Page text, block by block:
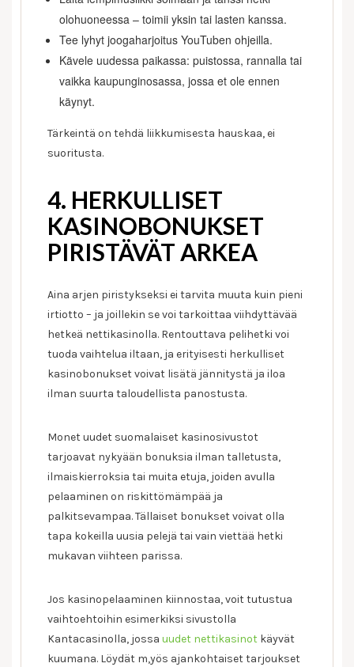
olohuoneessa – toimii yksin tai lasten kanssa.
Tee lyhyt joogaharjoitus YouTuben ohjeilla.
Kävele uudessa paikassa: puistossa, rannalla tai
vaikka kaupunginosassa, jossa et ole ennen
käynyt.
Tärkeintä on tehdä liikkumisesta hauskaa, ei
suoritusta.
4. HERKULLISET
KASINOBONUKSET
PIRISTÄVÄT ARKEA
Aina arjen piristykseksi ei tarvita muuta kuin pieni
irtiotto – ja joillekin se voi tarkoittaa viihdyttävää
hetkeä nettikasinolla. Rentouttava pelihetki voi
tuoda vaihtelua iltaan, ja erityisesti herkulliset
kasinobonukset voivat lisätä jännitystä ja iloa
ilman suurta taloudellista panostusta.
Monet uudet suomalaiset kasinosivustot
tarjoavat nykyään bonuksia ilman talletusta,
ilmaiskierroksia tai muita etuja, joiden avulla
pelaaminen on riskittömämpää ja
palkitsevampaa. Tällaiset bonukset voivat olla
tapa kokeilla uusia pelejä tai vain viettää hetki
mukavan viihteen parissa.
Jos kasinopelaaminen kiinnostaa, voit tutustua
vaihtoehtoihin esimerkiksi sivustolla
Kantacasinolla, jossa uudet nettikasinot käyvät
kuumana. Löydät m,yös ajankohtaiset tarjoukset